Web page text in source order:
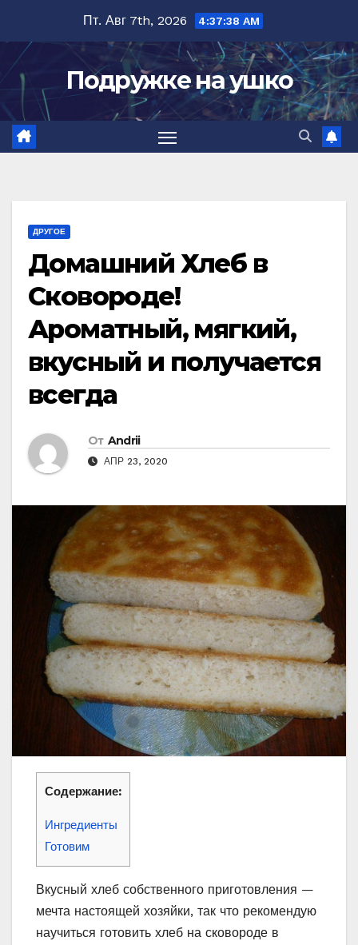
содержимому
Пт. Авг 7th, 2026 4:37:39 AM
Подружке на ушко
ДРУГОЕ
Домашний Хлеб в
Сковороде!
Ароматный, мягкий,
вкусный и получается
всегда
От Andrii
АПР 23, 2020
Содержание:
Ингредиенты
Готовим
Вкусный хлеб собственного приготовления —
мечта настоящей хозяйки, так что рекомендую
научиться готовить хлеб на сковороде в